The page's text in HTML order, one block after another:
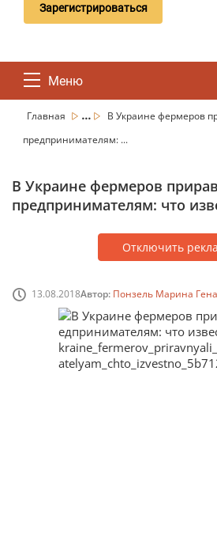
Зарегистрироваться
Меню
Главная ...
В Украине фермеров
предпринимателям: ...
В Украине фермеров
предпринимателям: что
Отключить
13.08.2018Автор: Понзель Марина